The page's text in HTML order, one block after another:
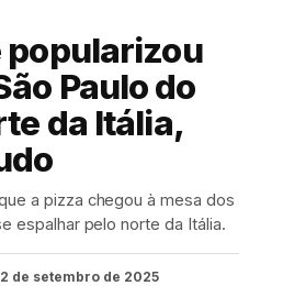
popularizou
Paulo do
da Itália,
a pizza chegou à mesa dos
espalhar pelo norte da Itália.
de setembro de 2025